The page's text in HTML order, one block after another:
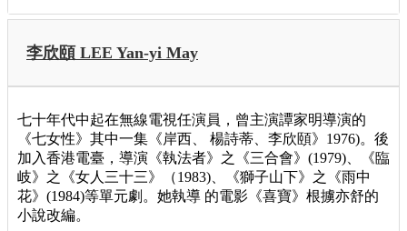
李欣頤 LEE Yan-yi May
七十年代中起在無線電視任演員，曾主演譚家明導演的
《七女性》其中一集《岸西、 楊詩蒂、李欣頤》1976)。後
加入香港電臺，導演《執法者》之《三合會》(1979)、《臨
岐》之《女人三十三》（1983)、《獅子山下》之《雨中
花》(1984)等單元劇。她執導 的電影《喜寶》根擄亦舒的
小說改編。